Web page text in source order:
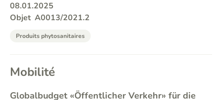
08.01.2025
Objet A0013/2021.2
Produits phytosanitaires
Mobilité
Globalbudget «Öffentlicher Verkehr» für die